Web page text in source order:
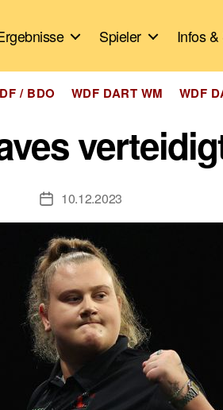
Spieler Infos
Kategorien
/ BDO WDF DART WM WDF
Veröffentlichungsdatum
10.12.2023